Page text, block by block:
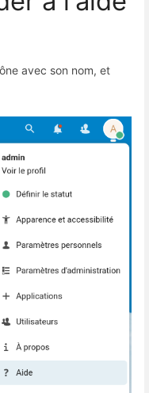
avec son nom, et